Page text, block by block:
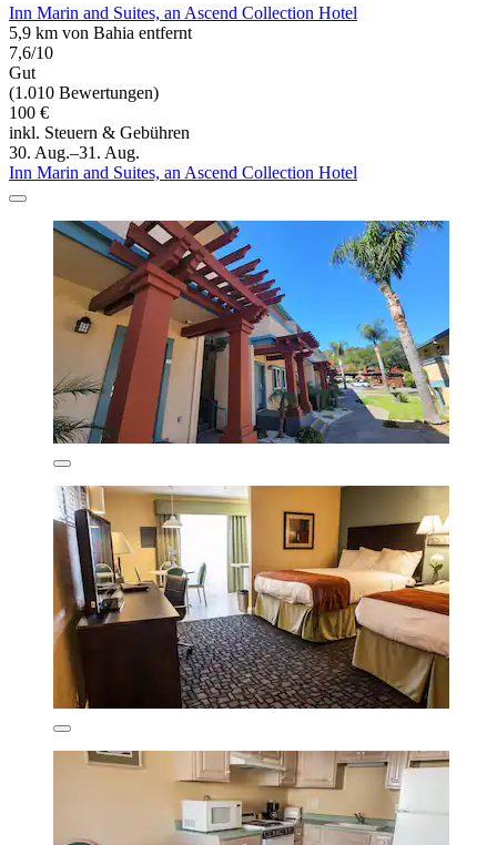
Inn Marin and Suites, an Ascend Collection Hotel
5,9 km von Bahia entfernt
7,6/10
Gut
(1.010 Bewertungen)
100 €
inkl. Steuern & Gebühren
30. Aug.–31. Aug.
Inn Marin and Suites, an Ascend Collection Hotel